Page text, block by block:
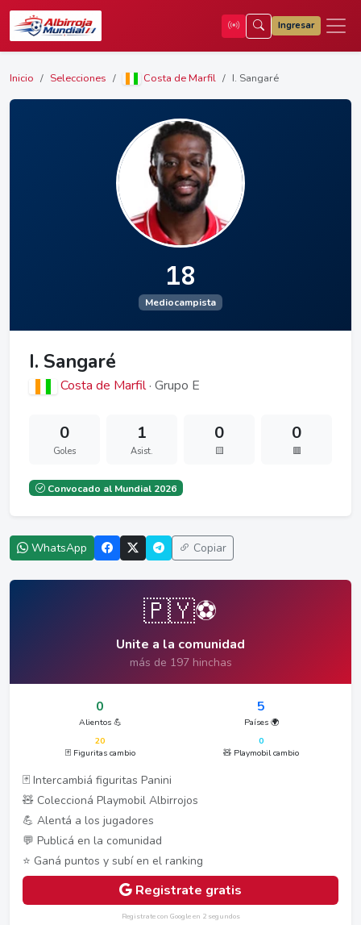
Ingresar
Inicio Selecciones Costa de Marfil I. Sangaré
18
Mediocampista
I. Sangaré
Costa de Marfil· Grupo E
0
Goles
1
Asist.
0
🟨
0
🟥
Convocado al Mundial 2026
WhatsApp Copiar
🇵🇾⚽
Unite a la comunidad
más de 197 hinchas
0
Alientos 💪
5
Países 🌍
20
🃏 Figuritas cambio
0
🧸 Playmobil cambio
🃏 Intercambiá figuritas Panini
🧸 Coleccioná Playmobil Albirrojos
💪 Alentá a los jugadores
💬 Publicá en la comunidad
⭐ Ganá puntos y subí en el ranking
Registrate gratis
Registrate con Google en 2 segundos